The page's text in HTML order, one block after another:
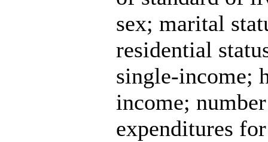
sex; marital
residential
single-income;
income;
expenditures